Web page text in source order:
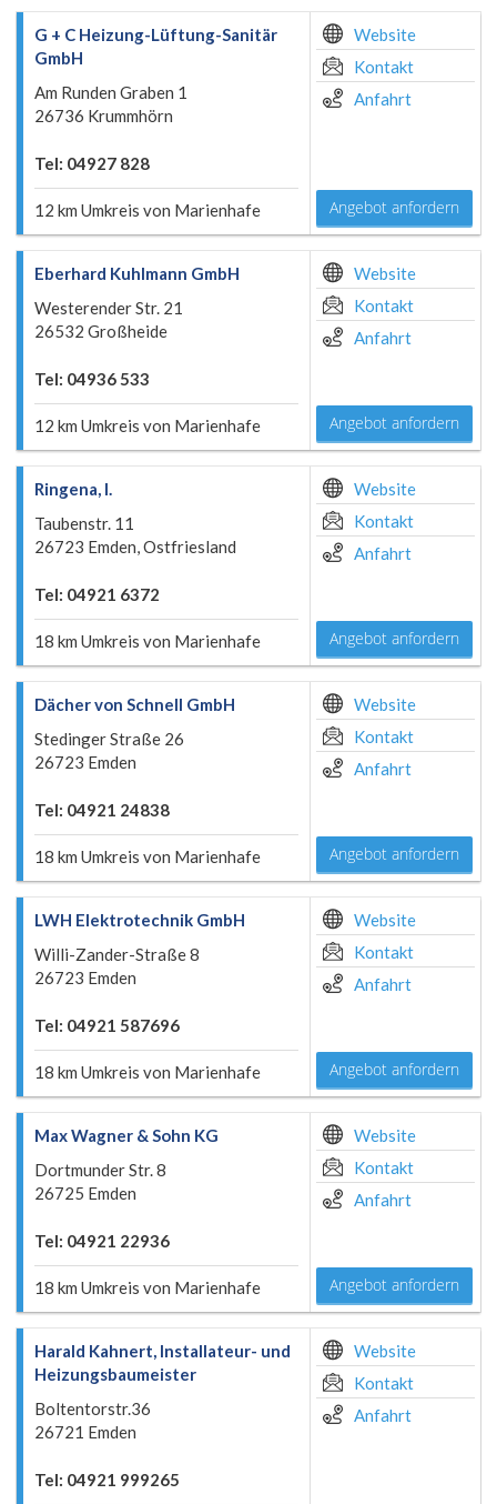
G + C Heizung-Lüftung-Sanitär
GmbH
Am Runden Graben 1
26736 Krummhörn
Tel: 04927 828
12 km Umkreis von Marienhafe
Website
Kontakt
Anfahrt
Angebot anfordern
Eberhard Kuhlmann GmbH
Westerender Str. 21
26532 Großheide
Tel: 04936 533
12 km Umkreis von Marienhafe
Website
Kontakt
Anfahrt
Angebot anfordern
Ringena, I.
Taubenstr. 11
26723 Emden, Ostfriesland
Tel: 04921 6372
18 km Umkreis von Marienhafe
Website
Kontakt
Anfahrt
Angebot anfordern
Dächer von Schnell GmbH
Stedinger Straße 26
26723 Emden
Tel: 04921 24838
18 km Umkreis von Marienhafe
Website
Kontakt
Anfahrt
Angebot anfordern
LWH Elektrotechnik GmbH
Willi-Zander-Straße 8
26723 Emden
Tel: 04921 587696
18 km Umkreis von Marienhafe
Website
Kontakt
Anfahrt
Angebot anfordern
Max Wagner & Sohn KG
Dortmunder Str. 8
26725 Emden
Tel: 04921 22936
18 km Umkreis von Marienhafe
Website
Kontakt
Anfahrt
Angebot anfordern
Harald Kahnert, Installateur- und
Heizungsbaumeister
Boltentorstr.36
26721 Emden
Tel: 04921 999265
Website
Kontakt
Anfahrt